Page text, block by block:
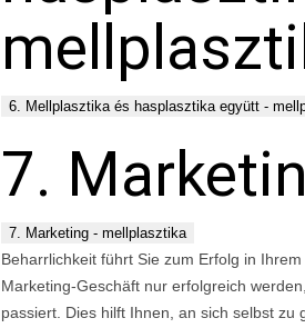
6. Mellplasztika és hasplasztika együtt -
7.
7. Marketing - mellplasztika
Beharrlichkeit führt Sie zum Erfolg in
Marketing-Geschäft nur erfolgreich
passiert. Dies hilft Ihnen, an sich selbst